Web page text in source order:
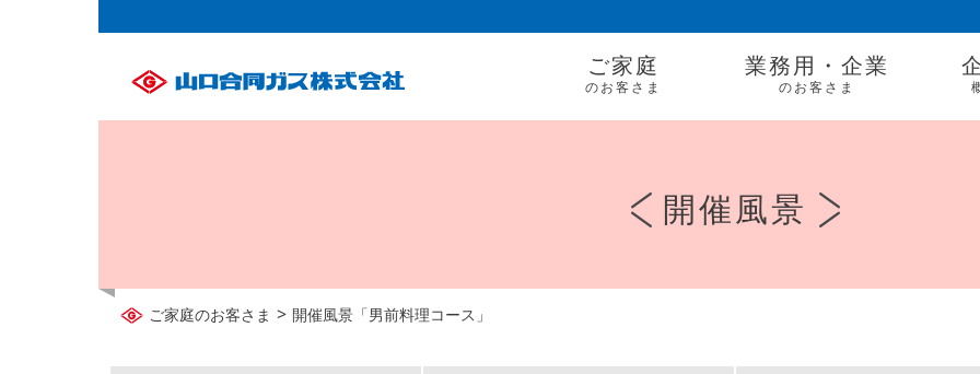
ご家庭
のお客さま
業務用・企業
のお客さま
開催風景
ご家庭のお客さま > 開催風景「男前料理コース」